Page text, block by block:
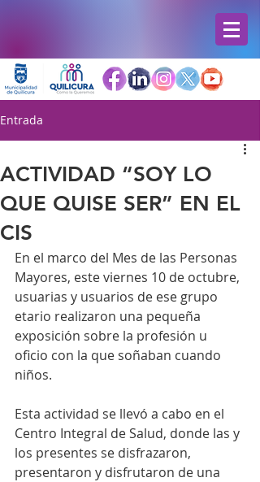
Entrada
ACTIVIDAD “SOY LO
QUE QUISE SER” EN EL
CIS
En el marco del Mes de las Personas
Mayores, este viernes 10 de octubre,
usuarias y usuarios de ese grupo
etario realizaron una pequeña
exposición sobre la profesión u
oficio con la que soñaban cuando
niños.
Esta actividad se llevó a cabo en el
Centro Integral de Salud, donde las y
los presentes se disfrazaron,
presentaron y disfrutaron de una